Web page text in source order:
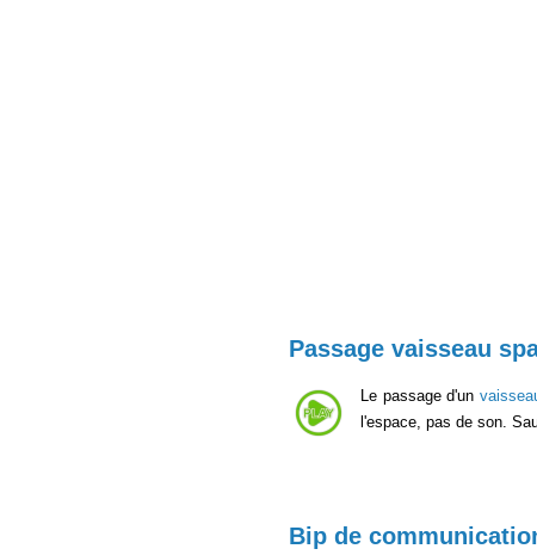
Passage vaisseau
Le passage d'un
l'espace, pas de son.
Bip de